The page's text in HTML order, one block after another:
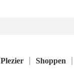
Plezier Shoppen